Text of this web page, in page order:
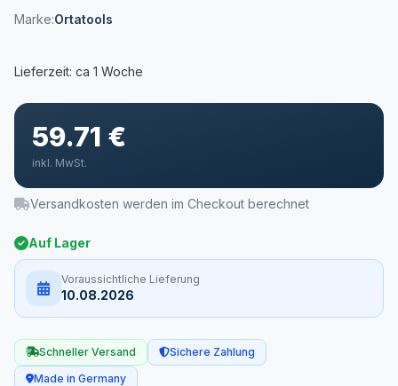
Marke:Ortatools
59.71 €
inkl. MwSt.
Versandkosten werden im Checkout berechnet
Auf Lager
Voraussichtliche Lieferung
10.08.2026
Schneller Versand
Sichere Zahlung
Made in Germany